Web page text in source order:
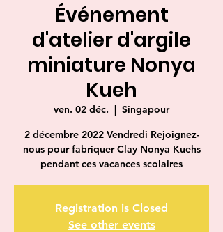
Événement
d'atelier d'argile
miniature Nonya
Kueh
ven. 02 déc.
  |
Singapour
2 décembre 2022 Vendredi Rejoignez-
nous pour fabriquer Clay Nonya Kuehs
pendant ces vacances scolaires
Registration is Closed
See other events